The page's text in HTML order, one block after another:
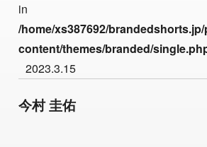
in
/home/xs387692/
content/themes/branded/
2023.3.15
今村 圭佑